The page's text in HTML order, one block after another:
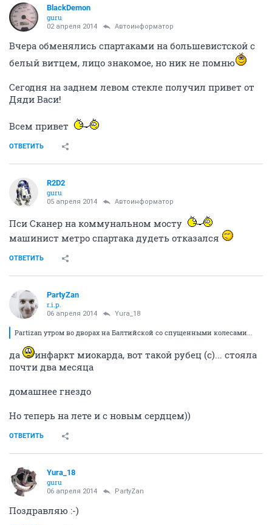
BlackDemon
guru
02 апреля 2014 Автоинформатор
Вчера обменялись спартаками на большевистской с
белый витцем, лицо знакомое, но ник не помню
Сегодня на заднем левом стекле получил привет от
Дяди Васи!
Всем привет
ОТВЕТИТЬ
R2D2
guru
05 апреля 2014 Автоинформатор
Пси Сканер на коммунальном мосту
машинист метро спартака дудеть отказался
ОТВЕТИТЬ
PartyZan
r.i.p.
06 апреля 2014 Yura_18
Partizan утром во дворах на Балтийской со спущенными колесами...
да
инфаркт миокарда, вот такой рубец (с)... стояла
почти два месяца
домашнее гнездо
Но теперь на лете и с новым сердцем))
ОТВЕТИТЬ
Yura_18
guru
06 апреля 2014 PartyZan
Поздравляю :-)